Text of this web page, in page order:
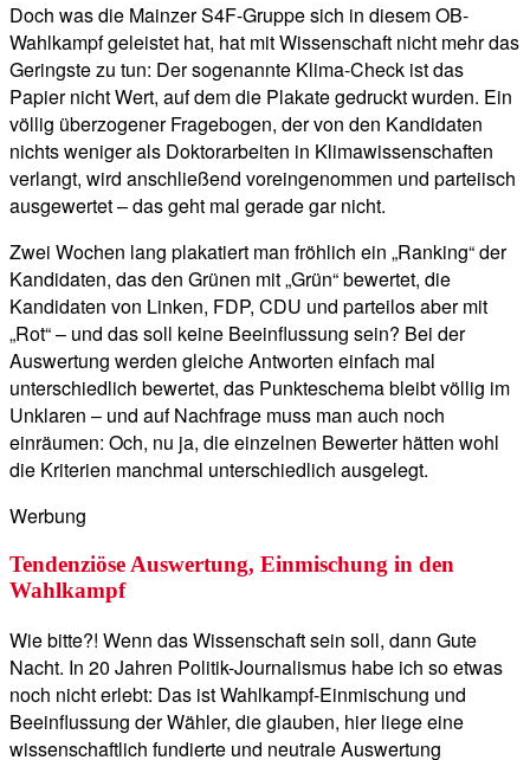
Doch was die Mainzer S4F-Gruppe sich in diesem OB-
Wahlkampf geleistet hat, hat mit Wissenschaft nicht mehr das
Geringste zu tun: Der sogenannte Klima-Check ist das
Papier nicht Wert, auf dem die Plakate gedruckt wurden. Ein
völlig überzogener Fragebogen, der von den Kandidaten
nichts weniger als Doktorarbeiten in Klimawissenschaften
verlangt, wird anschließend voreingenommen und parteiisch
ausgewertet – das geht mal gerade gar nicht.
Zwei Wochen lang plakatiert man fröhlich ein „Ranking“ der
Kandidaten, das den Grünen mit „Grün“ bewertet, die
Kandidaten von Linken, FDP, CDU und parteilos aber mit
„Rot“ – und das soll keine Beeinflussung sein? Bei der
Auswertung werden gleiche Antworten einfach mal
unterschiedlich bewertet, das Punkteschema bleibt völlig im
Unklaren – und auf Nachfrage muss man auch noch
einräumen: Och, nu ja, die einzelnen Bewerter hätten wohl
die Kriterien manchmal unterschiedlich ausgelegt.
Werbung
Tendenziöse Auswertung, Einmischung in den
Wahlkampf
Wie bitte?! Wenn das Wissenschaft sein soll, dann Gute
Nacht. In 20 Jahren Politik-Journalismus habe ich so etwas
noch nicht erlebt: Das ist Wahlkampf-Einmischung und
Beeinflussung der Wähler, die glauben, hier liege eine
wissenschaftlich fundierte und neutrale Auswertung